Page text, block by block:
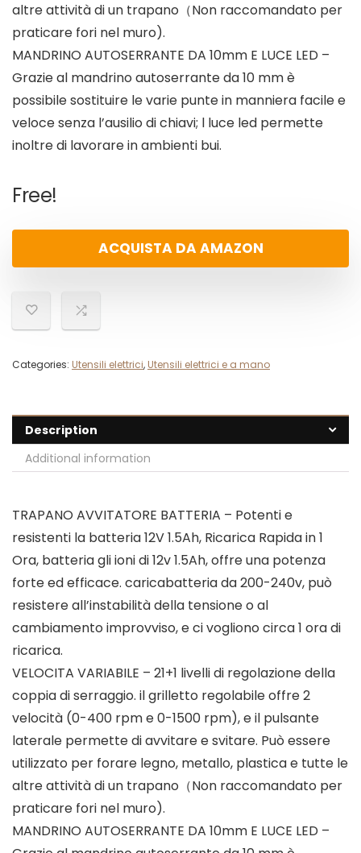
altre attività di un trapano（Non raccomandato per
praticare fori nel muro).
MANDRINO AUTOSERRANTE DA 10mm E LUCE LED –
Grazie al mandrino autoserrante da 10 mm è
possibile sostituire le varie punte in manniera facile e
veloce senza l’ausilio di chiavi; l luce led permette
inoltre di lavorare in ambienti bui.
Free!
ACQUISTA DA AMAZON
Categories: Utensili elettrici, Utensili elettrici e a mano
Description
Additional information
TRAPANO AVVITATORE BATTERIA – Potenti e
resistenti la batteria 12V 1.5Ah, Ricarica Rapida in 1
Ora, batteria gli ioni di 12v 1.5Ah, offre una potenza
forte ed efficace. caricabatteria da 200-240v, può
resistere all’instabilità della tensione o al
cambiamento improvviso, e ci vogliono circa 1 ora di
ricarica.
VELOCITA VARIABILE – 21+1 livelli di regolazione della
coppia di serraggio. il grilletto regolabile offre 2
velocità (0-400 rpm e 0-1500 rpm), e il pulsante
laterale permette di avvitare e svitare. Può essere
utilizzato per forare legno, metallo, plastica e tutte le
altre attività di un trapano（Non raccomandato per
praticare fori nel muro).
MANDRINO AUTOSERRANTE DA 10mm E LUCE LED –